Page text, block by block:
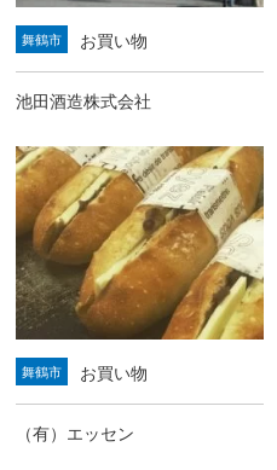
舞鶴市 お買い物
池田酒造株式会社
舞鶴市 お買い物
（有）エッセン